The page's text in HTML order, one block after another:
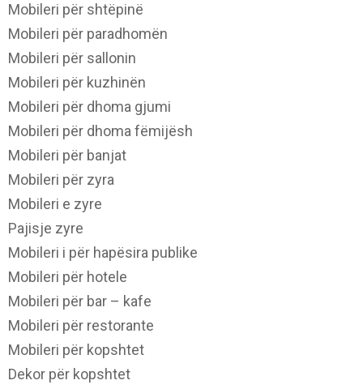
Mobileri për shtëpinë
Mobileri për paradhomën
Mobileri për sallonin
Mobileri për kuzhinën
Mobileri për dhoma gjumi
Mobileri për dhoma fëmijësh
Mobileri për banjat
Mobileri për zyra
Mobileri e zyre
Pajisje zyre
Mobileri i për hapësira publike
Mobileri për hotele
Mobileri për bar – kafe
Mobileri për restorante
Mobileri për kopshtet
Dekor për kopshtet